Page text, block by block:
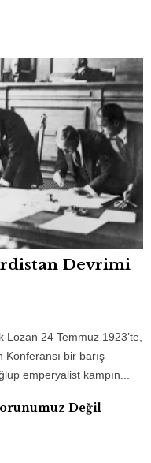
Devrimi
Lozan 24 Temmuz 1923’te,
bir barış
emperyalist kampın...
Değil